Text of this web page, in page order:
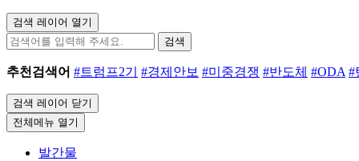
검색 레이어 열기
검색
추천검색어 #트럼프2기 #경제안보 #미중경쟁 #반도체 #ODA #
검색 레이어 닫기
전체메뉴 열기
발간물